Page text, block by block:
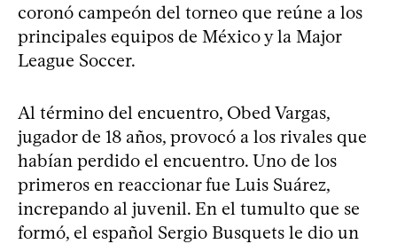
coronó campeón del torneo que reúne a los
principales equipos de México y la Major
League Soccer.
Al término del encuentro, Obed Vargas,
jugador de 18 años, provocó a los rivales que
habían perdido el encuentro. Uno de los
primeros en reaccionar fue Luis Suárez,
increpando al juvenil. En el tumulto que se
formó, el español Sergio Busquets le dio un